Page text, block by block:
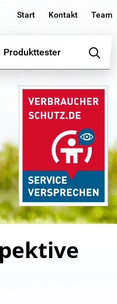
Start Kontakt Team
Produkttester